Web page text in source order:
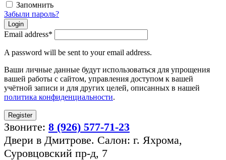
Запомнить
Забыли пароль?
Login
Email address*
A password will be sent to your email address.
Ваши личные данные будут использоваться для упрощения
вашей работы с сайтом, управления доступом к вашей
учётной записи и для других целей, описанных в нашей
политика конфиденциальности.
Register
Звоните: 8 (926) 577-71-23
Двери в Дмитрове. Салон: г. Яхрома,
Суровцовский пр-д, 7